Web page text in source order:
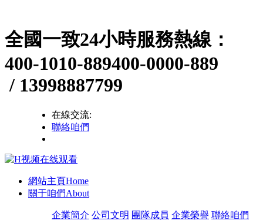
全國一致24小時服務熱線：
400-1010-889400-0000-889
/ 13998887799
在線交流:
聯絡咱們
網站主頁Home
關于咱們About
企業簡介 公司文明 團隊成員 企業榮譽 聯絡咱們